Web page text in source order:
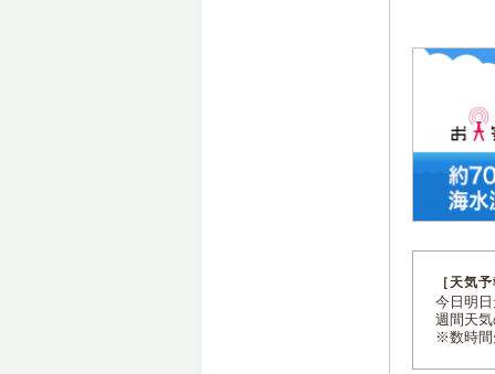
［天気
今日明
週間天
※数時間